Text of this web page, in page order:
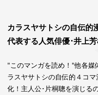
カラスヤサトシの自伝的
代表する人気俳優･井上
"このマンガを読め！"他各媒
ラスヤサトシの自伝的４コ
化！主人公･片桐聰を演じる